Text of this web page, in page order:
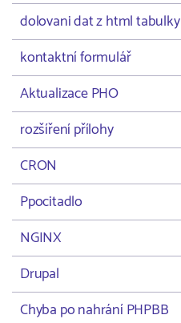
dolovani dat z html tabulky
kontaktní formulář
Aktualizace PHO
rozšíření přílohy
CRON
Ppocitadlo
NGINX
Drupal
Chyba po nahrání PHPBB